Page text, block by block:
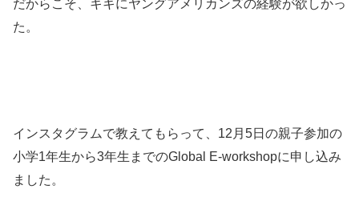
だからこそ、キキにヤングアメリカンズの経験が欲しかっ
た。
インスタグラムで教えてもらって、12月5日の親子参加の
小学1年生から3年生までのGlobal E-workshopに申し込み
ました。